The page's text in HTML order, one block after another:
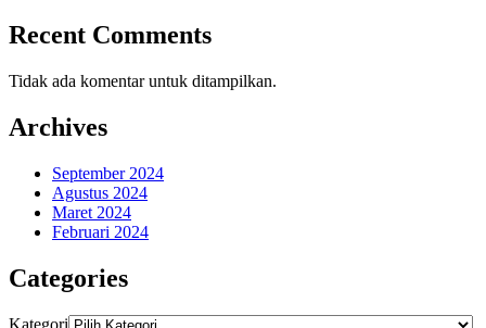
Recent Comments
Tidak ada komentar untuk ditampilkan.
Archives
September 2024
Agustus 2024
Maret 2024
Februari 2024
Categories
Kategori